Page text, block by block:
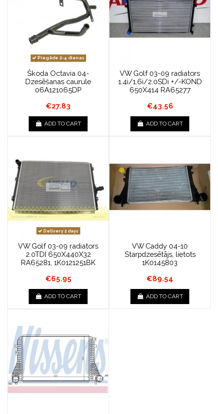
Piegāde 2-4 dienas
Škoda Octavia 04-
Dzesēšanas caurule
06A121065DP
€27.83
ADD TO CART
VW Golf 03-09 radiators
1.4i/1.6i/2.0SDi +/-KOND
650X414 RA65277
€43.56
ADD TO CART
Delivery 2 days
VW Golf 03-09 radiators
2.0TDI 650X440X32
RA65281, 1K0121251BK
€65.95
ADD TO CART
VW Caddy 04-10
Starpdzesētājs, lietots
1K0145803
€89.54
ADD TO CART